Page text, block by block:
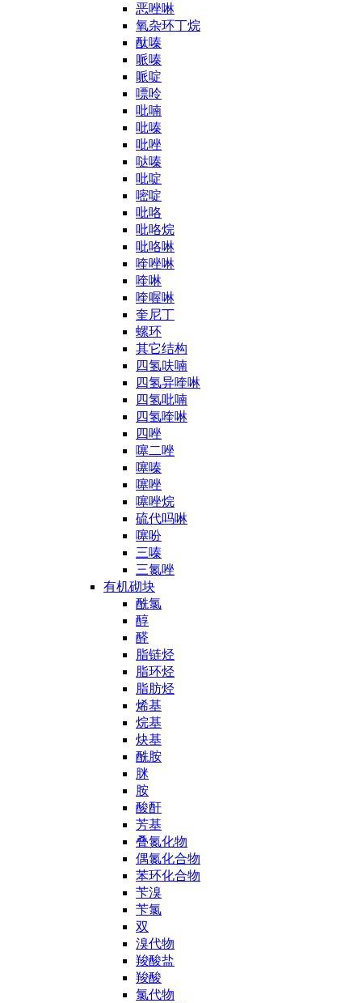
恶唑啉
氧杂环丁烷
酞嗪
哌嗪
哌啶
嘌呤
吡喃
吡嗪
吡唑
哒嗪
吡啶
嘧啶
吡咯
吡咯烷
吡咯啉
喹唑啉
喹啉
喹喔啉
奎尼丁
螺环
其它结构
四氢呋喃
四氢异喹啉
四氢吡喃
四氢喹啉
四唑
噻二唑
噻嗪
噻唑
噻唑烷
硫代吗啉
噻吩
三嗪
三氮唑
有机砌块
酰氯
醇
醛
脂链烃
脂环烃
脂肪烃
烯基
烷基
炔基
酰胺
脒
胺
酸酐
芳基
叠氮化物
偶氮化合物
苯环化合物
苄溴
苄氯
双
溴代物
羧酸盐
羧酸
氯代物